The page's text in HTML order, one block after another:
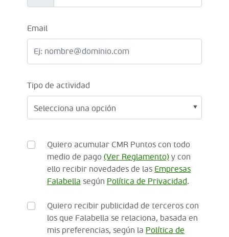
Email
Tipo de actividad
Quiero acumular CMR Puntos con todo
medio de pago (Ver Reglamento) y con
ello recibir novedades de las Empresas
Falabella según Política de Privacidad.
Quiero recibir publicidad de terceros con
los que Falabella se relaciona, basada en
mis preferencias, según la Política de